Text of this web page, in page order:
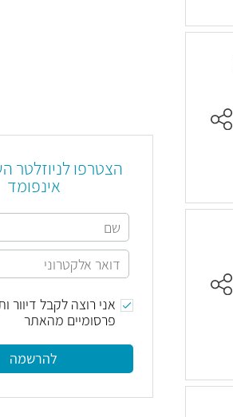
הצטרפו לניוזלטר
אינפומד
אני רוצה לקבל דיוור
פרסומיים מהאתר
להרשמה